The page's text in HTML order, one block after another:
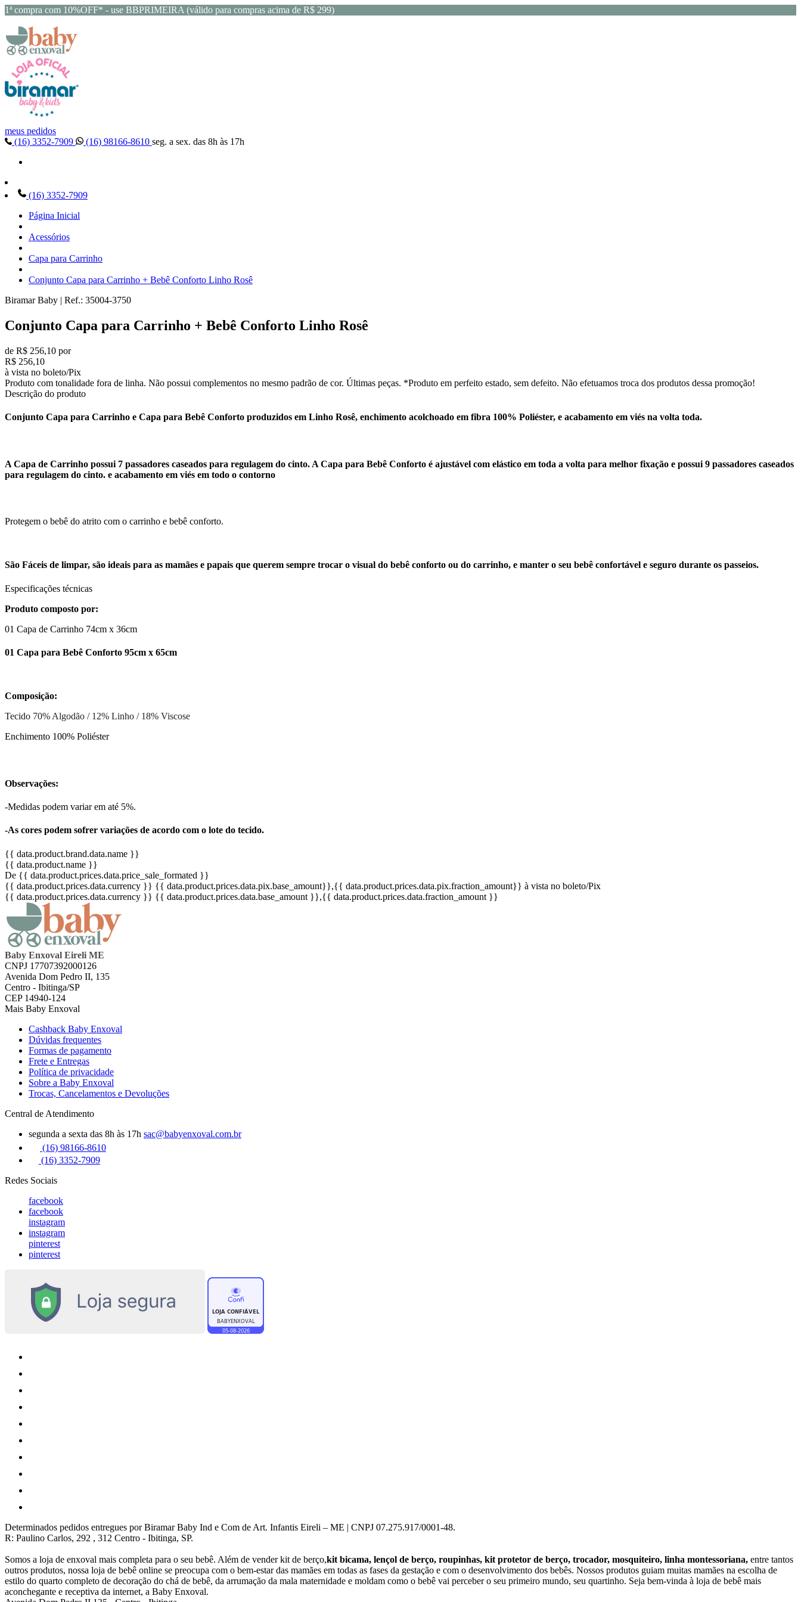
1ª compra com 10%OFF* - use BBPRIMEIRA (válido para compras acima de R$ 299)
meus pedidos
(16) 3352-7909
(16) 98166-8610 seg. a sex. das 8h às 17h
(16) 3352-7909
Página Inicial
Acessórios
Capa para Carrinho
Conjunto Capa para Carrinho + Bebê Conforto Linho Rosê
Biramar Baby | Ref.: 35004-3750
Conjunto Capa para Carrinho + Bebê Conforto Linho Rosê
de R$ 256,10 por
R$ 256,10
à vista no boleto/Pix
Produto com tonalidade fora de linha. Não possui complementos no mesmo padrão de cor. Últimas peças. *Produto em perfeito estado, sem defeito. Não efetuamos troca dos produtos dessa promoção!
Descrição do produto
Conjunto Capa para Carrinho e Capa para Bebê Conforto produzidos em Linho Rosê, enchimento acolchoado em fibra 100% Poliéster, e acabamento em viés na volta toda.
A Capa de Carrinho possui 7 passadores caseados para regulagem do cinto. A Capa para Bebê Conforto é ajustável com elástico em toda a volta para melhor fixação e possui 9 passadores caseados
para regulagem do cinto. e acabamento em viés em todo o contorno
Protegem o bebê do atrito com o carrinho e bebê conforto.
São Fáceis de limpar, são ideais para as mamães e papais que querem sempre trocar o visual do bebê conforto ou do carrinho, e manter o seu bebê confortável e seguro durante os passeios.
Especificações técnicas
Produto composto por:
01 Capa de Carrinho 74cm x 36cm
01 Capa para Bebê Conforto 95cm x 65cm
Composição:
Tecido 70% Algodão / 12% Linho / 18% Viscose
Enchimento 100% Poliéster
Observações:
-Medidas podem variar em até 5%.
-As cores podem sofrer variações de acordo com o lote do tecido.
{{ data.product.brand.data.name }}
{{ data.product.name }}
De {{ data.product.prices.data.price_sale_formated }}
{{ data.product.prices.data.currency }} {{ data.product.prices.data.pix.base_amount}},{{ data.product.prices.data.pix.fraction_amount}} à vista no boleto/Pix
{{ data.product.prices.data.currency }} {{ data.product.prices.data.base_amount }},{{ data.product.prices.data.fraction_amount }}
Baby Enxoval Eireli ME
CNPJ 17707392000126
Avenida Dom Pedro II, 135
Centro - Ibitinga/SP
CEP 14940-124
Mais Baby Enxoval
Cashback Baby Enxoval
Dúvidas frequentes
Formas de pagamento
Frete e Entregas
Política de privacidade
Sobre a Baby Enxoval
Trocas, Cancelamentos e Devoluções
Central de Atendimento
segunda a sexta das 8h às 17h sac@babyenxoval.com.br
(16) 98166-8610
(16) 3352-7909
Redes Sociais
facebook
facebook
instagram
instagram
pinterest
pinterest
Determinados pedidos entregues por Biramar Baby Ind e Com de Art. Infantis Eireli – ME | CNPJ 07.275.917/0001-48.
R: Paulino Carlos, 292 , 312 Centro - Ibitinga, SP.
Somos a loja de enxoval mais completa para o seu bebê. Além de vender kit de berço,kit bicama, lençol de berço, roupinhas, kit protetor de berço, trocador, mosquiteiro, linha montessoriana, entre tantos
outros produtos, nossa loja de bebê online se preocupa com o bem-estar das mamães em todas as fases da gestação e com o desenvolvimento dos bebês. Nossos produtos guiam muitas mamães na escolha de
estilo do quarto completo de decoração do chá de bebê, da arrumação da mala maternidade e moldam como o bebê vai perceber o seu primeiro mundo, seu quartinho. Seja bem-vinda à loja de bebê mais
aconchegante e receptiva da internet, a Baby Enxoval.